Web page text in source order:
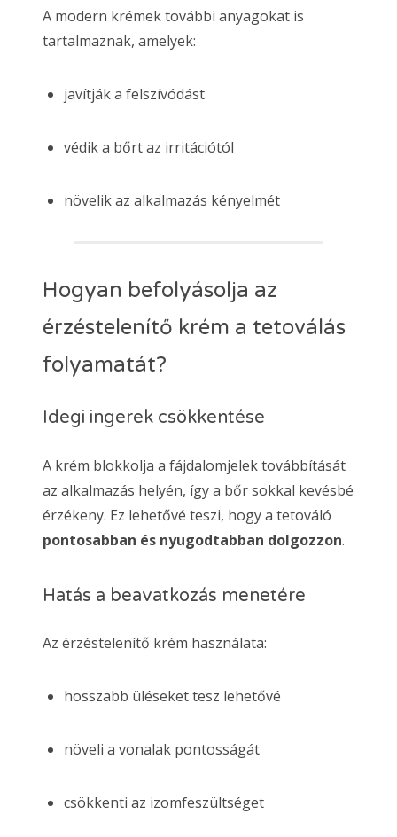
A modern krémek további anyagokat is
tartalmaznak, amelyek:
javítják a felszívódást
védik a bőrt az irritációtól
növelik az alkalmazás kényelmét
Hogyan befolyásolja az
érzéstelenítő krém a tetoválás
folyamatát?
Idegi ingerek csökkentése
A krém blokkolja a fájdalomjelek továbbítását
az alkalmazás helyén, így a bőr sokkal kevésbé
érzékeny. Ez lehetővé teszi, hogy a tetováló
pontosabban és nyugodtabban dolgozzon.
Hatás a beavatkozás menetére
Az érzéstelenítő krém használata:
hosszabb üléseket tesz lehetővé
növeli a vonalak pontosságát
csökkenti az izomfeszültséget